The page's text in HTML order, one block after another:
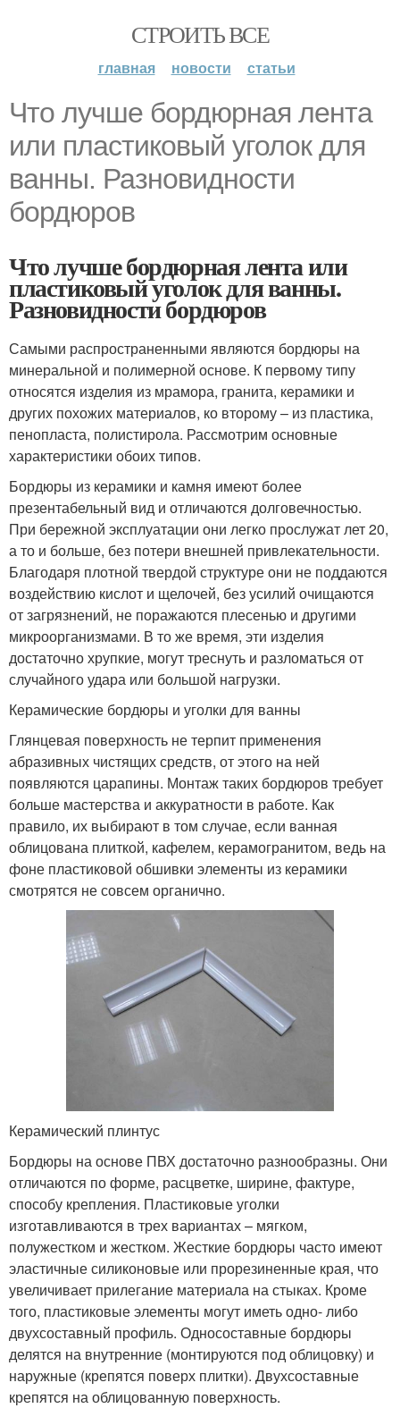
СТРОИТЬ ВСЕ
главная новости статьи
Что лучше бордюрная лента
или пластиковый уголок для
ванны. Разновидности
бордюров
Что лучше бордюрная лента или
пластиковый уголок для ванны.
Разновидности бордюров
Самыми распространенными являются бордюры на
минеральной и полимерной основе. К первому типу
относятся изделия из мрамора, гранита, керамики и
других похожих материалов, ко второму – из пластика,
пенопласта, полистирола. Рассмотрим основные
характеристики обоих типов.
Бордюры из керамики и камня имеют более
презентабельный вид и отличаются долговечностью.
При бережной эксплуатации они легко прослужат лет 20,
а то и больше, без потери внешней привлекательности.
Благодаря плотной твердой структуре они не поддаются
воздействию кислот и щелочей, без усилий очищаются
от загрязнений, не поражаются плесенью и другими
микроорганизмами. В то же время, эти изделия
достаточно хрупкие, могут треснуть и разломаться от
случайного удара или большой нагрузки.
Керамические бордюры и уголки для ванны
Глянцевая поверхность не терпит применения
абразивных чистящих средств, от этого на ней
появляются царапины. Монтаж таких бордюров требует
больше мастерства и аккуратности в работе. Как
правило, их выбирают в том случае, если ванная
облицована плиткой, кафелем, керамогранитом, ведь на
фоне пластиковой обшивки элементы из керамики
смотрятся не совсем органично.
Керамический плинтус
Бордюры на основе ПВХ достаточно разнообразны. Они
отличаются по форме, расцветке, ширине, фактуре,
способу крепления. Пластиковые уголки
изготавливаются в трех вариантах – мягком,
полужестком и жестком. Жесткие бордюры часто имеют
эластичные силиконовые или прорезиненные края, что
увеличивает прилегание материала на стыках. Кроме
того, пластиковые элементы могут иметь одно- либо
двухсоставный профиль. Односоставные бордюры
делятся на внутренние (монтируются под облицовку) и
наружные (крепятся поверх плитки). Двухсоставные
крепятся на облицованную поверхность.